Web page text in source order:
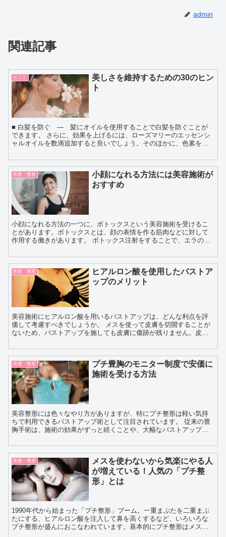
admin
関連記事
ヒント
美しさを維持するための30のヒン
ト
■ 白髪を防ぐ ― 髪にオイルを使用することで白髪を防ぐことが
できます。 さらに、効果を上げるには、ローズマリーのエッセンシ
ャルオイルを数滴追加すると良いでしょう。そのほかに、色素を沈
医療・整形
小顔になれる方法には美容施術が
おすすめ
小顔になれる方法の一つに、ボトックスという美容施術を受けるこ
とがあります。ボトックスとは、顔の表情を作る筋肉などに対して
作用する働きがあります。 ボトックス注射をすることで、エラの張
医療・整形
ヒアルロン酸を使用したバストア
ップのメリット
美容施術にヒアルロン酸を用いるバストアップは、どんな利点を評
価して考慮すべきでしょうか。 メスを使って皮膚を切開することが
ないため、バストアップを施しても皮膚に傷跡が残りません。皮膚
医療・整形
プチ豊胸のモニター制度で安価に
施術を受ける方法
美容整形には色々なやり方がありますが、特にプチ整形は軽い気持
ちで利用できるバストアップ術として注目されています。 従来の豊
胸手術は、施術の効果がずっと続くことや、大幅なバストアップ効
医療・整形
メスを使わないから気楽にやる人
が増えている！人気の「プチ整
形」とは
1990年代から始まった「プチ整形」ブーム。一重まぶたを二重まぶ
たにする、ヒアルロン酸を注入して鼻を高くするなど、いろいろな
プチ整形が盛んにおこなわれています。基本的にプチ整形はメスを